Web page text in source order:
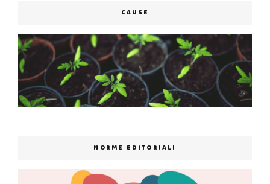
CAUSE
NORME EDITORIALI